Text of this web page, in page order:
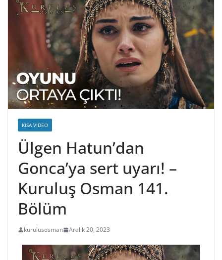
KISA VIDEO
Ülgen Hatun’dan
Gonca’ya sert uyarı! –
Kuruluş Osman 141.
Bölüm
kurulusosman Aralık 20, 2023